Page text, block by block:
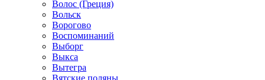
Волос (Греция)
Вольск
Ворогово
Воспоминаний
Выборг
Выкса
Вытегра
Вятские поляны